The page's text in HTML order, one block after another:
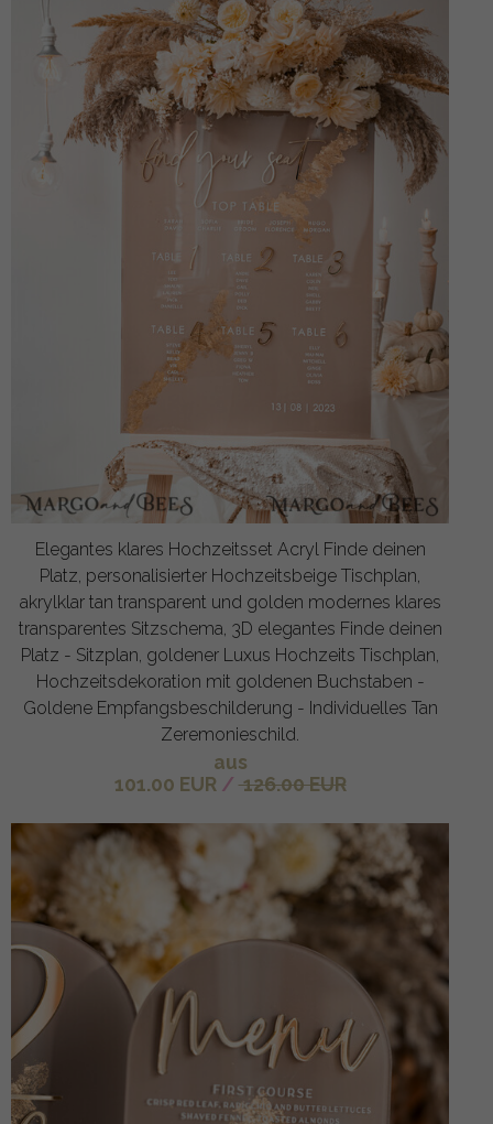
Elegantes klares Hochzeitsset Acryl Finde deinen
Platz, personalisierter Hochzeitsbeige Tischplan,
akrylklar tan transparent und golden modernes klares
transparentes Sitzschema, 3D elegantes Finde deinen
Platz - Sitzplan, goldener Luxus Hochzeits Tischplan,
Hochzeitsdekoration mit goldenen Buchstaben -
Goldene Empfangsbeschilderung - Individuelles Tan
Zeremonieschild.
aus
101.00 EUR/ 126.00 EUR